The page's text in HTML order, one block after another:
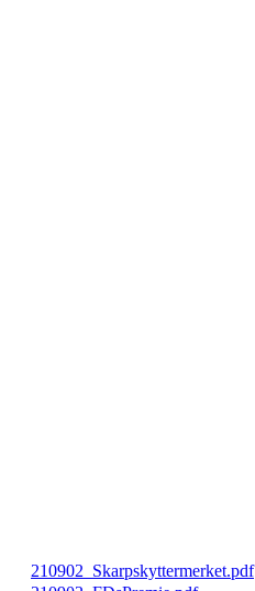
210902_Skarpskyttermerket.pdf